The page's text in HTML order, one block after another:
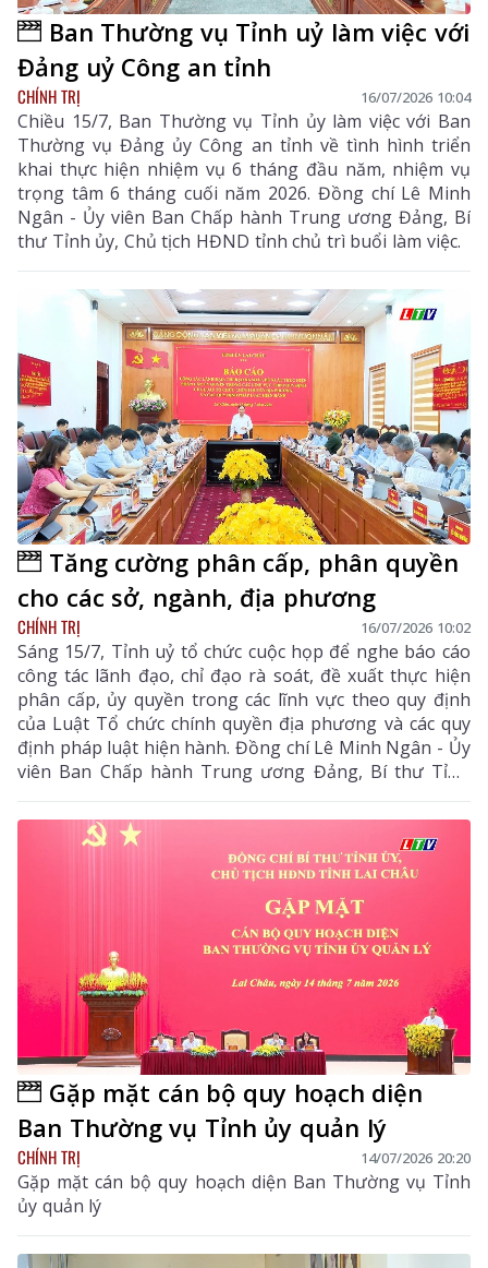
Ban Thường vụ Tỉnh uỷ làm việc với
Đảng uỷ Công an tỉnh
CHÍNH TRỊ 16/07/2026 10:04
Chiều 15/7, Ban Thường vụ Tỉnh ủy làm việc với Ban
Thường vụ Đảng ủy Công an tỉnh về tình hình triển
khai thực hiện nhiệm vụ 6 tháng đầu năm, nhiệm vụ
trọng tâm 6 tháng cuối năm 2026. Đồng chí Lê Minh
Ngân - Ủy viên Ban Chấp hành Trung ương Đảng, Bí
thư Tỉnh ủy, Chủ tịch HĐND tỉnh chủ trì buổi làm việc.
Tăng cường phân cấp, phân quyền
cho các sở, ngành, địa phương
CHÍNH TRỊ 16/07/2026 10:02
Sáng 15/7, Tỉnh uỷ tổ chức cuộc họp để nghe báo cáo
công tác lãnh đạo, chỉ đạo rà soát, đề xuất thực hiện
phân cấp, ủy quyền trong các lĩnh vực theo quy định
của Luật Tổ chức chính quyền địa phương và các quy
định pháp luật hiện hành. Đồng chí Lê Minh Ngân - Ủy
viên Ban Chấp hành Trung ương Đảng, Bí thư Tỉnh
uỷ, Chủ tịch HĐND tỉnh chủ trì cuộc họp.
Gặp mặt cán bộ quy hoạch diện
Ban Thường vụ Tỉnh ủy quản lý
CHÍNH TRỊ 14/07/2026 20:20
Gặp mặt cán bộ quy hoạch diện Ban Thường vụ Tỉnh
ủy quản lý